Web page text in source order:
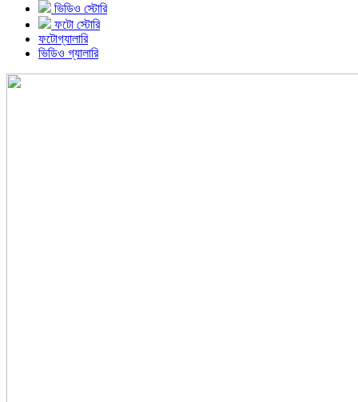
ভিডিও স্টোরি
ফটো স্টোরি
ফটোগ্যালারি
ভিডিও গ্যালারি